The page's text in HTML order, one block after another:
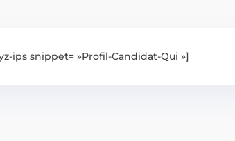
ips snippet= »Profil-Candidat-Qui »]